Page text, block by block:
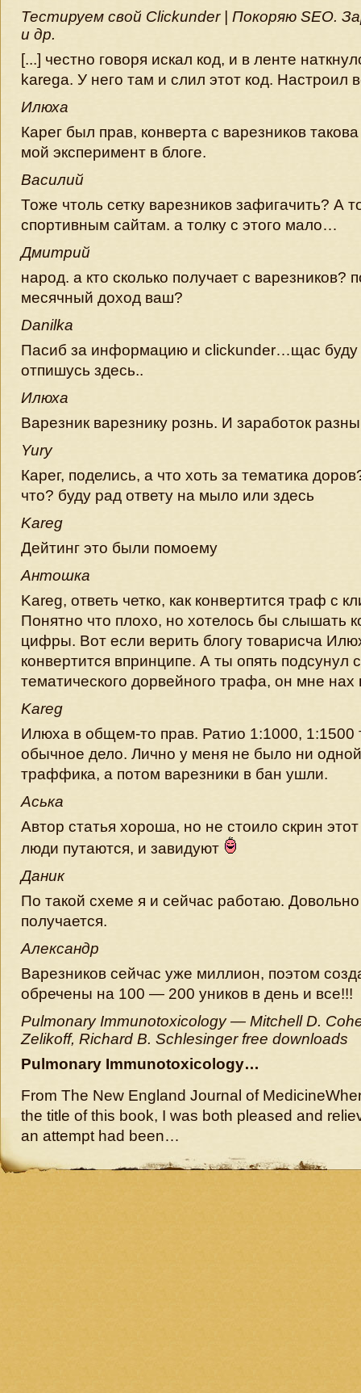
Тестируем свой Clickunder | Покоряю SEO.
и др.
[...] честно говоря искал код, и в ленте
karega. У него там и слил этот код. Настроил
Илюха
Карег был прав, конверта с варезников
мой эксперимент в блоге.
Василий
Тоже чтоль сетку варезников зафигачить? А
спортивным сайтам. а толку с этого мало…
Дмитрий
народ. а кто сколько получает с варезников?
месячный доход ваш?
Danilka
Пасиб за информацию и clickunder…щас буду
отпишусь здесь..
Илюха
Варезник варезнику рознь. И заработок
Yury
Карег, поделись, а что хоть за тематика
что? буду рад ответу на мыло или здесь
Kareg
Дейтинг это были помоему
Антошка
Kareg, ответь четко, как конвертится траф с
Понятно что плохо, но хотелось бы слышать
цифры. Вот если верить блогу товарисча
конвертится впринципе. А ты опять подсунул
тематического дорвейного трафа, он мне
Kareg
Илюха в общем-то прав. Ратио 1:1000, 1:1500
обычное дело. Лично у меня не было ни одной
траффика, а потом варезники в бан ушли.
Аська
Автор статья хороша, но не стоило скрин
люди путаются, и завидуют
Даник
По такой схеме я и сейчас работаю.
получается.
Александр
Варезников сейчас уже миллион, поэтом
обречены на 100 — 200 уников в день и все!!!
Pulmonary Immunotoxicology — Mitchell D.
Zelikoff, Richard B. Schlesinger free downloads
Pulmonary Immunotoxicology…
From The New England Journal of
the title of this book, I was both pleased and
an attempt had been…